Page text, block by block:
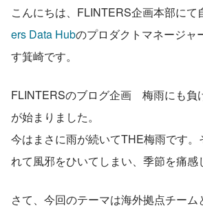
こんにちは、FLINTERS企画本部にて
ers Data Hubのプロダクトマネージャ
す箕崎です。
FLINTERSのブログ企画　梅雨にも
が始まりました。
今はまさに雨が続いてTHE梅雨です。
れて風邪をひいてしまい、季節を痛感
さて、今回のテーマは海外拠点チーム